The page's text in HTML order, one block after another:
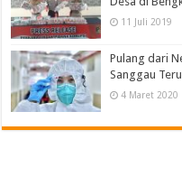
11 Juli 2019
Pulang dari
Sanggau
4 Maret 2020